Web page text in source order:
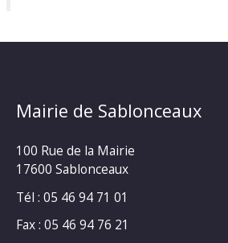
Mairie de Sablonceaux
100 Rue de la Mairie
17600 Sablonceaux
Tél : 05 46 94 71 01
Fax : 05 46 94 76 21